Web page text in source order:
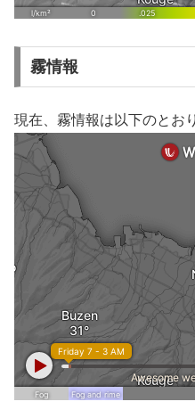
霧情報
現在、霧情報は以下のとお